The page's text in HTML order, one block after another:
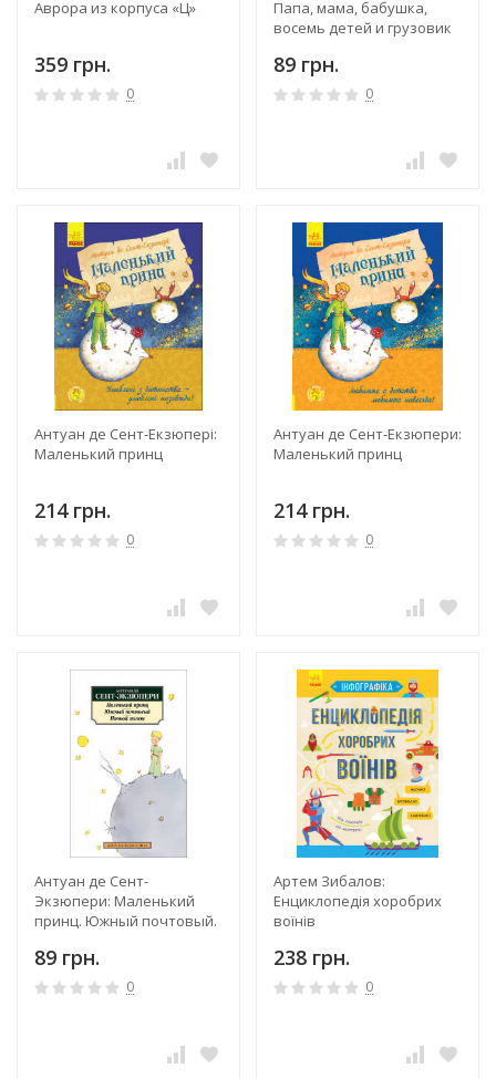
Аврора из корпуса «Ц»
359 грн.
0
Папа, мама, бабушка,
восемь детей и грузовик
89 грн.
0
Антуан де Сент-Екзюпері:
Маленький принц
214 грн.
0
Антуан де Сент-Екзюпери:
Маленький принц
214 грн.
0
Антуан де Сент-
Экзюпери: Маленький
принц. Южный почтовый.
89 грн.
0
Артем Зибалов:
Енциклопедія хоробрих
воїнів
238 грн.
0